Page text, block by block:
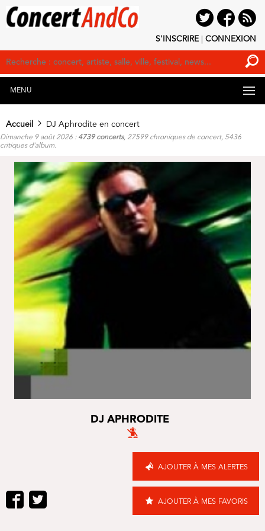
S'INSCRIRE CONNEXION
MENU
Accueil DJ Aphrodite en concert
Dimanche 9 août 2026 : 4739 concerts, 27599 chroniques de concert, 5436
critiques d'album.
DJ APHRODITE
AJOUTER À MES ALERTES
AJOUTER À MES FAVORIS